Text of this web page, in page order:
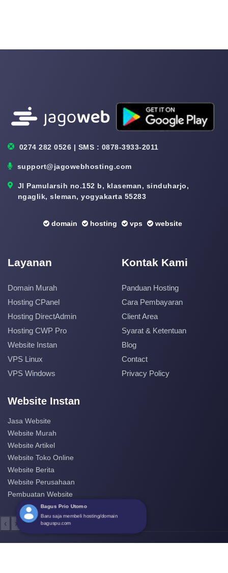
0274 282 0526 | SMS : 0878-3933-2011
support@jagowebhosting.com
Jl Pamularsih no.152 b, klaseman, sinduharjo,
ngaglik, sleman, yogyakarta 55283
domain hosting vps website
Layanan
Domain Murah
Hosting CPanel
Hosting DirectAdmin
Hosting CWP Pro
Website Instan
VPS Linux
VPS Windows
Kontak Kami
Panduan Hosting
Cara Pembayaran
Client Area
Syarat & Ketentuan
Blog
Contact
Privacy Policy
Website Instan
Jasa Website
Website Murah
Website Artikel
Website Toko Online
Website Berita
Website Perusahaan
Pembuatan Website
‹ ›
Bagus Prio Utomo
Baru saja membeli hosting/domain
baguspu.com